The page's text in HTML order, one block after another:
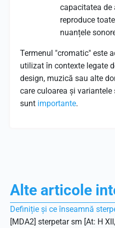
capacitatea de
reproduce toate
nuanțele
Termenul "cromatic" este
utilizat în contexte legate
design, muzică sau alte
care culoarea și variantele
sunt importante.
Alte articole
Definiție și ce înseamnă
[MDA2] sterpetar sm [At: H